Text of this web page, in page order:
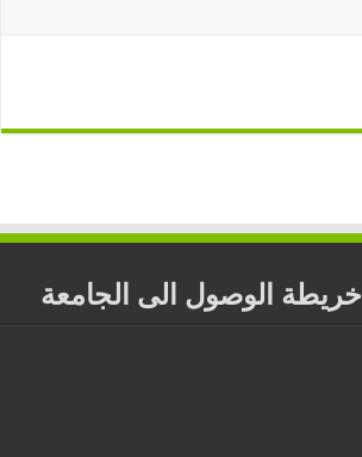
خريطة الوصول الى الجامعة